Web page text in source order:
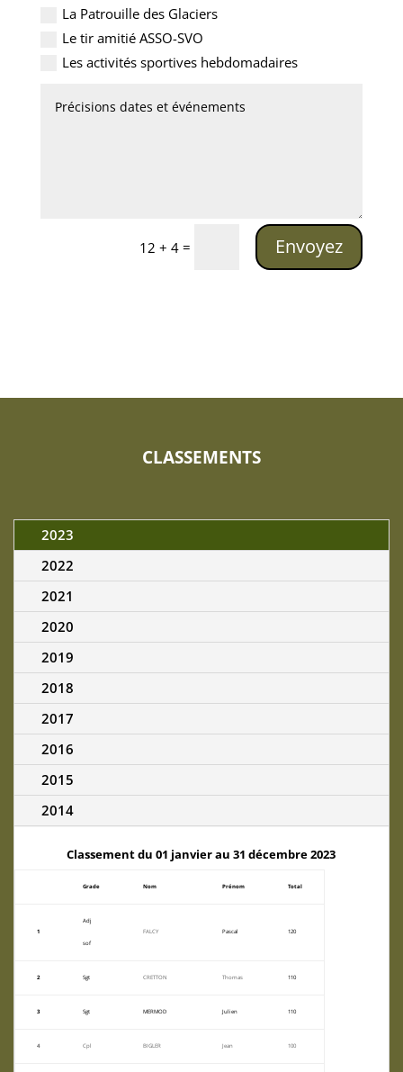
La Patrouille des Glaciers
Le tir amitié ASSO-SVO
Les activités sportives hebdomadaires
12 + 4 = Envoyez
CLASSEMENTS
2023
2022
2021
2020
2019
2018
2017
2016
2015
2014
Classement du 01 janvier au 31 décembre 2023
Grade Nom Prénom Total
1
Adj
sof
FALCY Pascal 120
2 Sgt CRETTON Thomas 110
3 Sgt MERMOD Julien 110
4 Cpl BIGLER Jean 100